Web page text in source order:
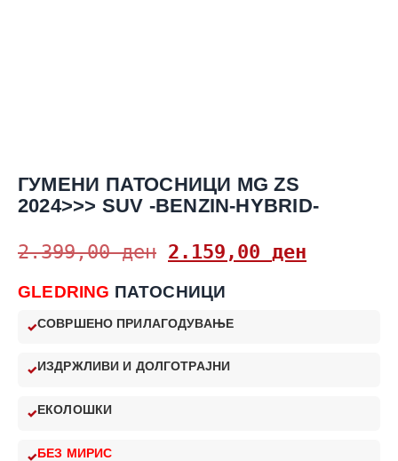
ГУМЕНИ ПАТОСНИЦИ MG ZS
2024>>> SUV -BENZIN-HYBRID-
2.399,00ден 2.159,00 ден
GLEDRING ПАТОСНИЦИ
СОВРШЕНО ПРИЛАГОДУВАЊЕ
ИЗДРЖЛИВИ И ДОЛГОТРАЈНИ
ЕКОЛОШКИ
БЕЗ МИРИС